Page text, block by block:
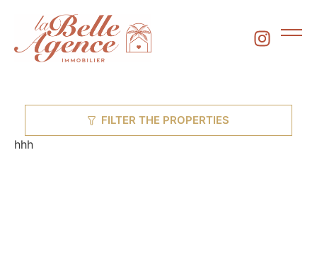
FILTER THE PROPERTIES
hhh